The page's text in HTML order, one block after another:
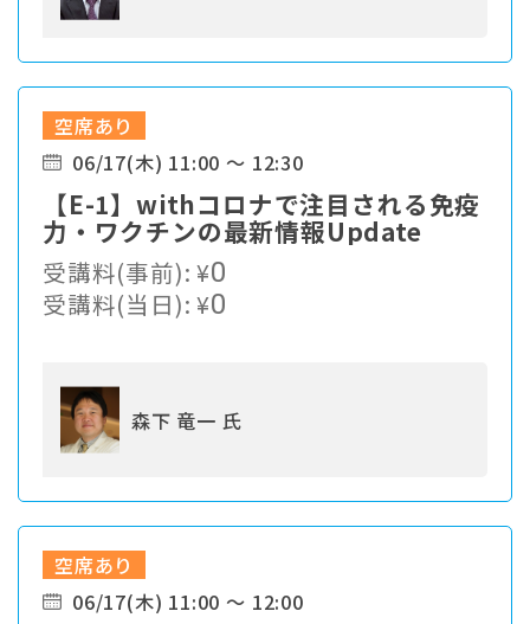
空席あり
06/17(木) 11:00 ～ 12:30
【E-1】withコロナで注目される免疫
力・ワクチンの最新情報Update
受講料(事前):¥0
受講料(当日):¥0
森下 竜一 氏
空席あり
06/17(木) 11:00 ～ 12:00